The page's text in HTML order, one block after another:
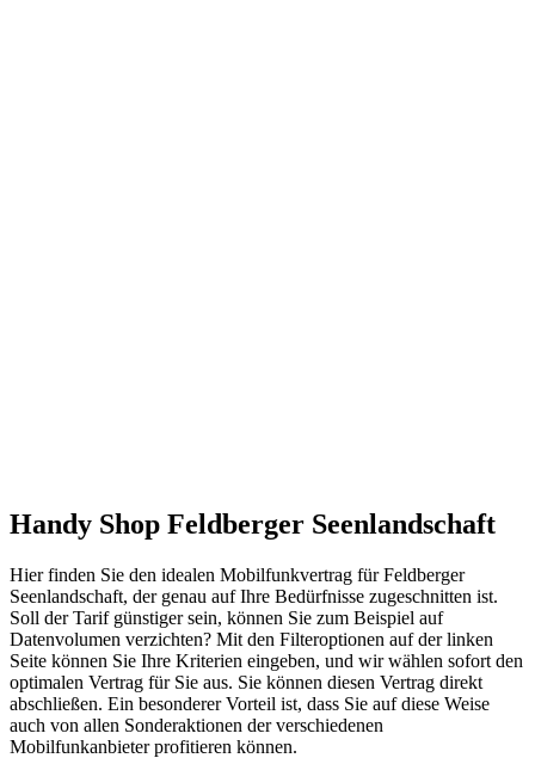
Handy Shop Feldberger Seenlandschaft
Hier finden Sie den idealen Mobilfunkvertrag für Feldberger
Seenlandschaft, der genau auf Ihre Bedürfnisse zugeschnitten ist.
Soll der Tarif günstiger sein, können Sie zum Beispiel auf
Datenvolumen verzichten? Mit den Filteroptionen auf der linken
Seite können Sie Ihre Kriterien eingeben, und wir wählen sofort den
optimalen Vertrag für Sie aus. Sie können diesen Vertrag direkt
abschließen. Ein besonderer Vorteil ist, dass Sie auf diese Weise
auch von allen Sonderaktionen der verschiedenen
Mobilfunkanbieter profitieren können.